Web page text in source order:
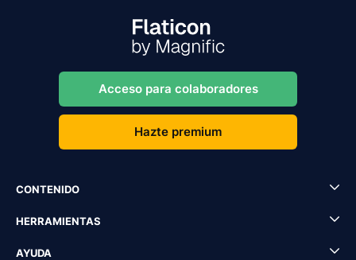
Acceso para colaboradores
Hazte premium
CONTENIDO
HERRAMIENTAS
AYUDA